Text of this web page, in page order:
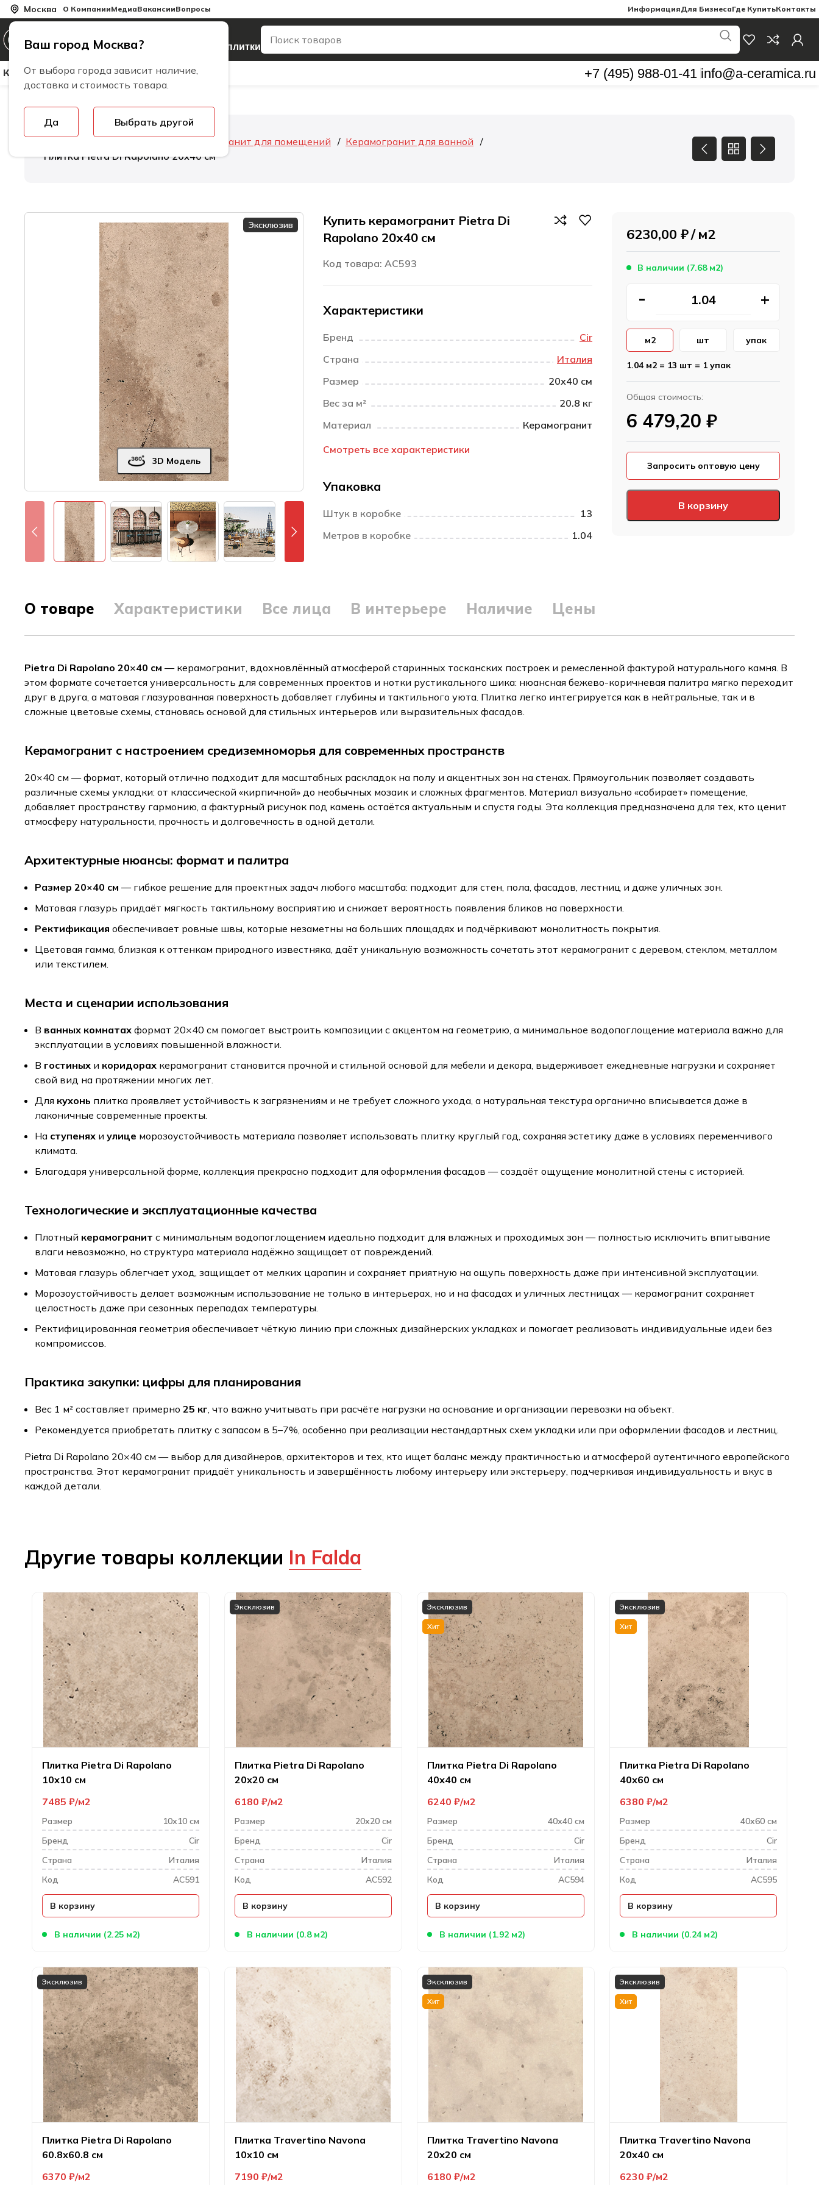
Москва
Ваш город Москва?
От выбора города зависит наличие,
доставка и стоимость товара.
Да Выбрать другой
О КомпанииМедиаВакансииВопросы ИнформацияДля БизнесаГде КупитьКонтакты
керамогранита и плитки
Керамическая ПлиткаКерамогранитБренды +7 (495) 988-01-41 info@a-ceramica.ru
Керамогранит для помещений
Керамогранит для ванной
Плитка Pietra Di Rapolano 20х40 см
3D Модель
Эксклюзив
Купить керамогранит Pietra Di
Rapolano 20х40 см
Код товара: AC593
Характеристики
Бренд
Cir
Страна
Италия
Размер
20х40 см
Вес за м²
20.8 кг
Материал
Керамогранит
Смотреть все характеристики
Упаковка
Штук в коробке
13
Метров в коробке
1.04
6230,00 ₽ м2
В наличии (7.68 м2)
В корзину
м2 шт упак
1.04 м2 = 13 шт = 1 упак
Общая стоимость:
6 479,20 ₽
Запросить оптовую цену
О товаре Характеристики Все лица В интерьере Наличие Цены
Pietra Di Rapolano 20×40 см — керамогранит, вдохновлённый атмосферой старинных тосканских построек и ремесленной фактурой натурального камня. В
этом формате сочетается универсальность для современных проектов и нотки рустикального шика: нюансная бежево-коричневая палитра мягко переходит
друг в друга, а матовая глазурованная поверхность добавляет глубины и тактильного уюта. Плитка легко интегрируется как в нейтральные, так и в
сложные цветовые схемы, становясь основой для стильных интерьеров или выразительных фасадов.
Керамогранит с настроением средиземноморья для современных пространств
20×40 см — формат, который отлично подходит для масштабных раскладок на полу и акцентных зон на стенах. Прямоугольник позволяет создавать
различные схемы укладки: от классической «кирпичной» до необычных мозаик и сложных фрагментов. Материал визуально «собирает» помещение,
добавляет пространству гармонию, а фактурный рисунок под камень остаётся актуальным и спустя годы. Эта коллекция предназначена для тех, кто ценит
атмосферу натуральности, прочность и долговечность в одной детали.
Архитектурные нюансы: формат и палитра
Размер 20×40 см — гибкое решение для проектных задач любого масштаба: подходит для стен, пола, фасадов, лестниц и даже уличных зон.
Матовая глазурь придаёт мягкость тактильному восприятию и снижает вероятность появления бликов на поверхности.
Ректификация обеспечивает ровные швы, которые незаметны на больших площадях и подчёркивают монолитность покрытия.
Цветовая гамма, близкая к оттенкам природного известняка, даёт уникальную возможность сочетать этот керамогранит с деревом, стеклом, металлом
или текстилем.
Места и сценарии использования
В ванных комнатах формат 20×40 см помогает выстроить композиции с акцентом на геометрию, а минимальное водопоглощение материала важно для
эксплуатации в условиях повышенной влажности.
В гостиных и коридорах керамогранит становится прочной и стильной основой для мебели и декора, выдерживает ежедневные нагрузки и сохраняет
свой вид на протяжении многих лет.
Для кухонь плитка проявляет устойчивость к загрязнениям и не требует сложного ухода, а натуральная текстура органично вписывается даже в
лаконичные современные проекты.
На ступенях и улице морозоустойчивость материала позволяет использовать плитку круглый год, сохраняя эстетику даже в условиях переменчивого
климата.
Благодаря универсальной форме, коллекция прекрасно подходит для оформления фасадов — создаёт ощущение монолитной стены с историей.
Технологические и эксплуатационные качества
Плотный керамогранит с минимальным водопоглощением идеально подходит для влажных и проходимых зон — полностью исключить впитывание
влаги невозможно, но структура материала надёжно защищает от повреждений.
Матовая глазурь облегчает уход, защищает от мелких царапин и сохраняет приятную на ощупь поверхность даже при интенсивной эксплуатации.
Морозоустойчивость делает возможным использование не только в интерьерах, но и на фасадах и уличных лестницах — керамогранит сохраняет
целостность даже при сезонных перепадах температуры.
Ректифицированная геометрия обеспечивает чёткую линию при сложных дизайнерских укладках и помогает реализовать индивидуальные идеи без
компромиссов.
Практика закупки: цифры для планирования
Вес 1 м² составляет примерно 25 кг, что важно учитывать при расчёте нагрузки на основание и организации перевозки на объект.
Рекомендуется приобретать плитку с запасом в 5–7%, особенно при реализации нестандартных схем укладки или при оформлении фасадов и лестниц.
Pietra Di Rapolano 20×40 см — выбор для дизайнеров, архитекторов и тех, кто ищет баланс между практичностью и атмосферой аутентичного европейского
пространства. Этот керамогранит придаёт уникальность и завершённость любому интерьеру или экстерьеру, подчеркивая индивидуальность и вкус в
каждой детали.
Другие товары коллекции In Falda
Плитка Pietra Di Rapolano
10х10 см
В наличии (2.25 м2)
7485 ₽ м2
Размер
10х10 см
Бренд
Cir
Cтрана
Италия
Код
AC591
В корзину
Эксклюзив
Плитка Pietra Di Rapolano
20х20 см
В наличии (0.8 м2)
6180 ₽ м2
Размер
20х20 см
Бренд
Cir
Cтрана
Италия
Код
AC592
В корзину
Эксклюзив
Хит
Плитка Pietra Di Rapolano
40х40 см
В наличии (1.92 м2)
6240 ₽ м2
Размер
40х40 см
Бренд
Cir
Cтрана
Италия
Код
AC594
В корзину
Эксклюзив
Хит
Плитка Pietra Di Rapolano
40х60 см
В наличии (0.24 м2)
6380 ₽ м2
Размер
40х60 см
Бренд
Cir
Cтрана
Италия
Код
AC595
В корзину
Эксклюзив
Плитка Pietra Di Rapolano
60.8х60.8 см
6370 ₽ м2
Плитка Travertino Navona
10х10 см
7190 ₽ м2
Эксклюзив
Хит
Плитка Travertino Navona
20х20 см
6180 ₽ м2
Эксклюзив
Хит
Плитка Travertino Navona
20х40 см
6230 ₽ м2